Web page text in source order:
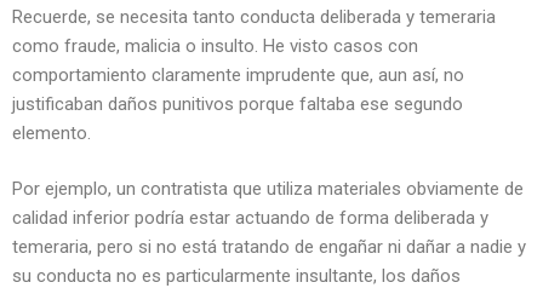
Recuerde, se necesita tanto conducta deliberada y temeraria
como fraude, malicia o insulto. He visto casos con
comportamiento claramente imprudente que, aun así, no
justificaban daños punitivos porque faltaba ese segundo
elemento.
Por ejemplo, un contratista que utiliza materiales obviamente de
calidad inferior podría estar actuando de forma deliberada y
temeraria, pero si no está tratando de engañar ni dañar a nadie y
su conducta no es particularmente insultante, los daños